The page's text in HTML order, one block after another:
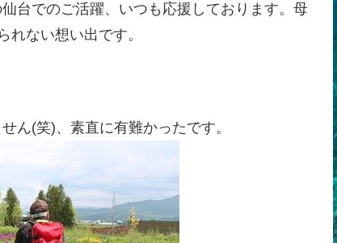
台でのご活躍、いつも応援しております。母
ない想い出です。
ん(笑)、素直に有難かったです。